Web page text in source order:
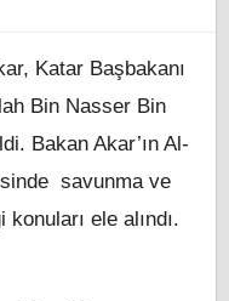
Katar Başbakanı
Bin Nasser Bin
Bakan Akar’ın Al-
savunma ve
ele alındı.